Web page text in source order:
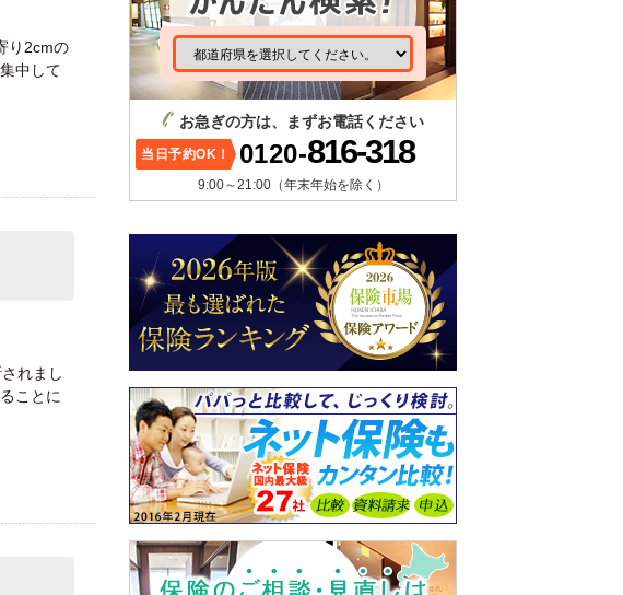
り2cmの
中して
れまし
ことに
お急ぎの方は、まずお電話ください
当日予約OK！ 0120-816-318
9:00～21:00（年末年始を除く）